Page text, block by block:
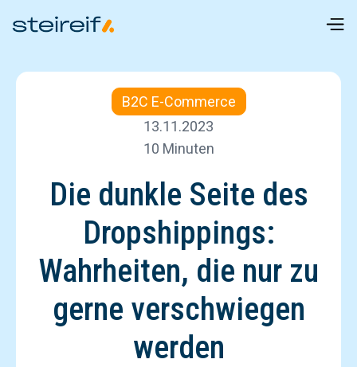
B2C E-Commerce
13.11.2023
10 Minuten
Die dunkle Seite des
Dropshippings:
Wahrheiten, die nur zu
gerne verschwiegen
werden